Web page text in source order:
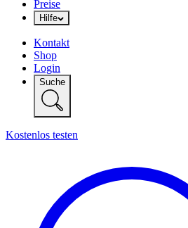
Preise
Hilfe
Kontakt
Shop
Login
Suche
Kostenlos testen